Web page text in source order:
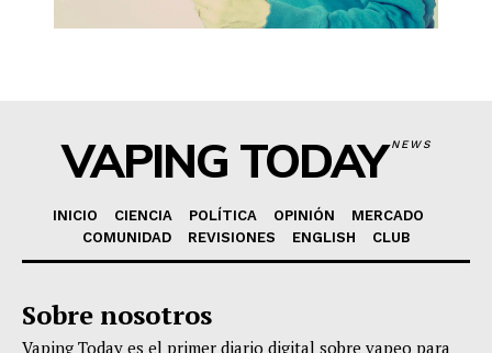
VAPING TODAYNEWS
INICIO CIENCIA POLÍTICA OPINIÓN
MERCADO
COMUNIDAD
REVISIONES ENGLISH CLUB
Sobre nosotros
Vaping Today es el primer diario digital sobre vapeo para